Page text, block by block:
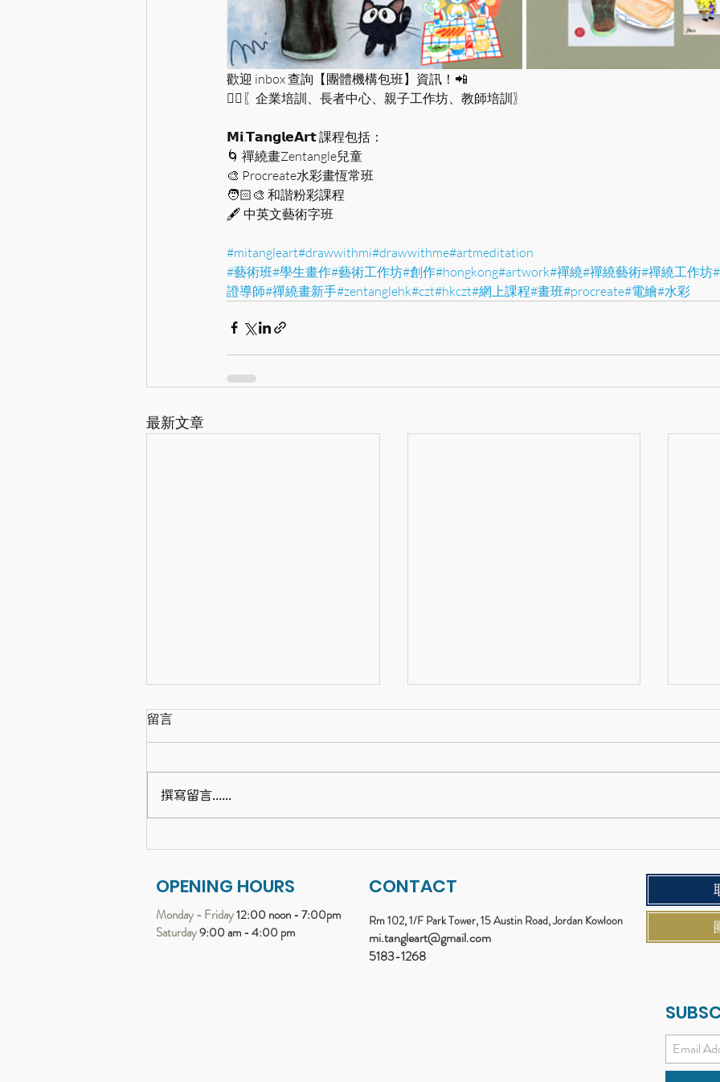
歡迎 inbox 查詢【團體機構包班】資訊！📲
👉🏻〖企業培訓、長者中心、親子工作坊、教師培訓〗
𝗠𝗶.𝗧𝗮𝗻𝗴𝗹𝗲𝗔𝗿𝘁 課程包括：
🌀 禪繞畫Zentangle兒童
🎨 Procreate水彩畫恆常班
🧑🏻‍🎨 和諧粉彩課程
🖋 中英文藝術字班
#mitangleart#drawwithmi#drawwithme#artmeditation
#藝術班#學生畫作#藝術工作坊#創作#hongkong#artwork#禪繞#禪繞藝術#禪繞工作坊
證導師#禪繞畫新手#zentanglehk#czt#hkczt#網上課程#畫班#procreate#電繪#水彩
最新文章
留言
撰寫留言......
OPENING HOURS
Monday - Friday12:00 noon - 7:00pm
Saturday9:00 am - 4:00 pm
CONTACT
Rm 102, 1/F Park Tower, 15 Austin Road, Jordan Kowloon
mi.tangleart@gmail.com
5183-1268